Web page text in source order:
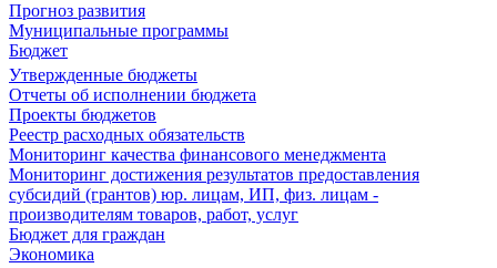
Прогноз развития
Муниципальные программы
Бюджет
Утвержденные бюджеты
Отчеты об исполнении бюджета
Проекты бюджетов
Реестр расходных обязательств
Мониторинг качества финансового менеджмента
Мониторинг достижения результатов предоставления
субсидий (грантов) юр. лицам, ИП, физ. лицам -
производителям товаров, работ, услуг
Бюджет для граждан
Экономика